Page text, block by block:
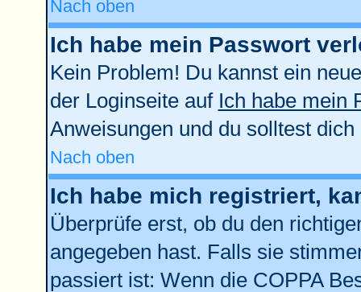
Nach oben
Ich habe mein Passwort
Kein Problem! Du kannst ein
der Loginseite auf Ich habe mein
Anweisungen und du solltest
Nach oben
Ich habe mich registriert,
Überprüfe erst, ob du den
angegeben hast. Falls sie
passiert ist: Wenn die COPPA